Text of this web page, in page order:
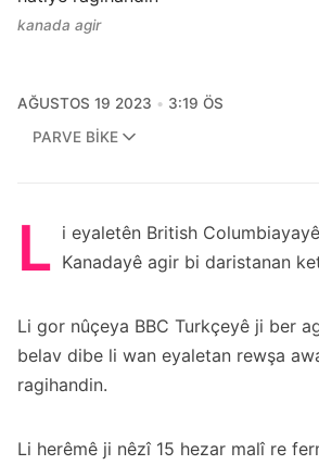
kanada agir
AĞUSTOS 19 2023
3:19 ÖS
PARVE BIKE
L i eyaletên British
Kanadayê agir bi daristanan
Li gor nûçeya BBC Turkçeyê ji ber
belav dibe li wan eyaletan rewşa
ragihandin.
Li herêmê ji nêzî 15 hezar malî re